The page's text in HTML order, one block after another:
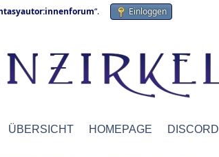
“. Einloggen
ÜBERSICHT HOMEPAGE DISCORD